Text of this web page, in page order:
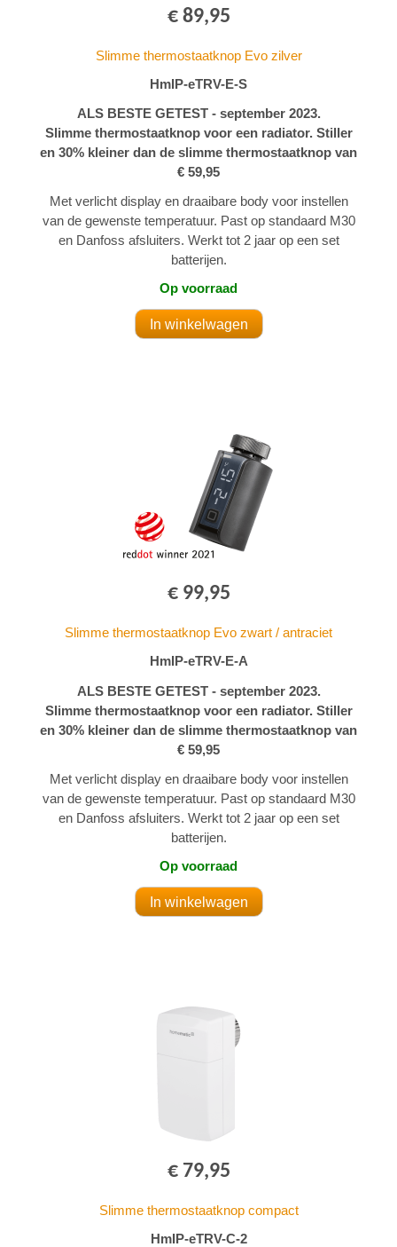
€ 89,95
Slimme thermostaatknop Evo zilver
HmIP-eTRV-E-S
ALS BESTE GETEST - september 2023.
Slimme thermostaatknop voor een radiator. Stiller
en 30% kleiner dan de slimme thermostaatknop van
€ 59,95
Met verlicht display en draaibare body voor instellen
van de gewenste temperatuur. Past op standaard M30
en Danfoss afsluiters. Werkt tot 2 jaar op een set
batterijen.
Op voorraad
€ 99,95
Slimme thermostaatknop Evo zwart / antraciet
HmIP-eTRV-E-A
ALS BESTE GETEST - september 2023.
Slimme thermostaatknop voor een radiator. Stiller
en 30% kleiner dan de slimme thermostaatknop van
€ 59,95
Met verlicht display en draaibare body voor instellen
van de gewenste temperatuur. Past op standaard M30
en Danfoss afsluiters. Werkt tot 2 jaar op een set
batterijen.
Op voorraad
€ 79,95
Slimme thermostaatknop compact
HmIP-eTRV-C-2